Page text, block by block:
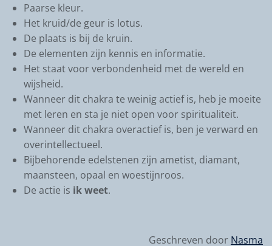
Paarse kleur.
Het kruid/de geur is lotus.
De plaats is bij de kruin.
De elementen zijn kennis en informatie.
Het staat voor verbondenheid met de wereld en
wijsheid.
Wanneer dit chakra te weinig actief is, heb je moeite
met leren en sta je niet open voor spiritualiteit.
Wanneer dit chakra overactief is, ben je verward en
overintellectueel.
Bijbehorende edelstenen zijn ametist, diamant,
maansteen, opaal en woestijnroos.
De actie is ik weet.
Geschreven door Nasma